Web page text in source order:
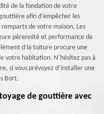
de la fondation de votre
afin d’empêcher les
de votre maison. Les
pérennité et performance de
d la toiture procure une
votre habitation. N’hésitez pas à
si vous prévoyez d’installer une
Bort.
de gouttière avec